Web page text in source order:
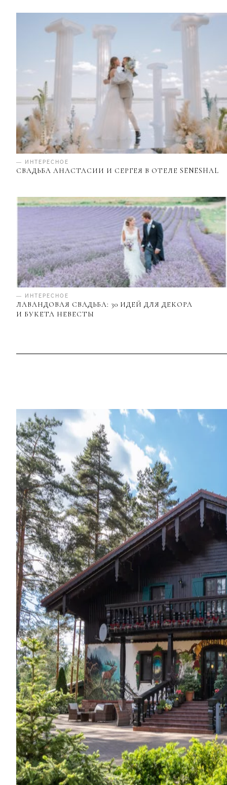
— ИНТЕРЕСНОЕ
СВАДЬБА АНАСТАСИИ И СЕРГЕЯ В ОТЕЛЕ SENESHAL
— ИНТЕРЕСНОЕ
ЛАВАНДОВАЯ СВАДЬБА: 30 ИДЕЙ ДЛЯ ДЕКОРА
И БУКЕТА НЕВЕСТЫ